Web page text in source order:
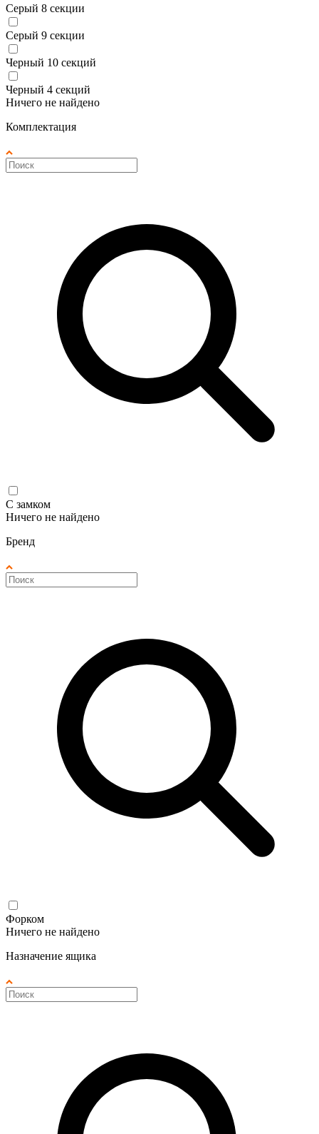
Серый 8 секции
Серый 9 секции
Черный 10 секций
Черный 4 секций
Ничего не найдено
Комплектация
С замком
Ничего не найдено
Бренд
Форком
Ничего не найдено
Назначение ящика